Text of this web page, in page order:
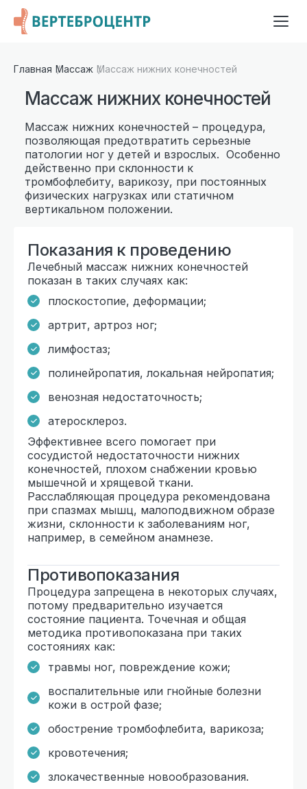
Главная Массаж Массаж нижних конечностей
Массаж нижних конечностей
Массаж нижних конечностей – процедура,
позволяющая предотвратить серьезные
патологии ног у детей и взрослых. Особенно
действенно при склонности к
тромбофлебиту, варикозу, при постоянных
физических нагрузках или статичном
вертикальном положении.
Показания к проведению
Лечебный массаж нижних конечностей
показан в таких случаях как:
плоскостопие, деформации;
артрит, артроз ног;
лимфостаз;
полинейропатия, локальная нейропатия;
венозная недостаточность;
атеросклероз.
Эффективнее всего помогает при
сосудистой недостаточности нижних
конечностей, плохом снабжении кровью
мышечной и хрящевой ткани.
Расслабляющая процедура рекомендована
при спазмах мышц, малоподвижном образе
жизни, склонности к заболеваниям ног,
например, в семейном анамнезе.
Противопоказания
Процедура запрещена в некоторых случаях,
потому предварительно изучается
состояние пациента. Точечная и общая
методика противопоказана при таких
состояниях как:
травмы ног, повреждение кожи;
воспалительные или гнойные болезни
кожи в острой фазе;
обострение тромбофлебита, варикоза;
кровотечения;
злокачественные новообразования.